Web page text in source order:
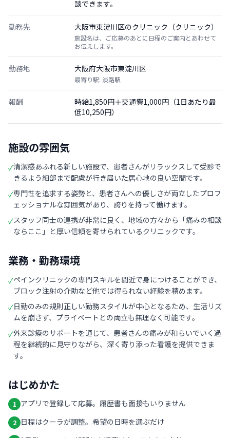
談できます。
勤務先 大阪市東淀川区のクリニック（クリニック）
施設名は、ご応募のあとに日程のご案内とあわせて
お伝えします。
勤務地 大阪府大阪市東淀川区
最寄り駅: 淡路駅
報酬
時給1,850円＋交通費1,000円（1日あたり最
低10,250円）
施設の雰囲気
✓清潔感あふれる新しい施設で、患者さんがリラックスして受診で
きるよう細部まで配慮が行き届いた居心地の良い空間です。
✓専門性を追求する姿勢と、患者さんへの優しさが両立したプロフ
ェッショナルな雰囲気があり、誇りを持って働けます。
✓スタッフ同士の連携が非常に良く、地域の方々から「痛みの相談
ならここ」と厚い信頼を寄せられているクリニックです。
業務・勤務環境
✓ペインクリニックの専門スキルを間近で身につけることができ、
ブロック注射の介助など他では得られない経験を積めます。
✓日勤のみの規則正しい勤務スタイルが中心となるため、生活リズ
ムを崩さず、プライベートとの両立も無理なく可能です。
✓外来診療のサポートを通じて、患者さんの痛みが和らいでいく過
程を継続的に見守りながら、深く寄り添った看護を提供できま
す。
はじめかた
1 アプリで登録して応募。履歴書も面接もいりません
2 日程はクーラが調整。希望の日時を選ぶだけ